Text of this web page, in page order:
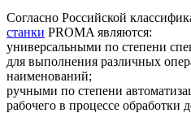
Согласно Российской
станки PROMA являются:
универсальными по степени
для выполнения различных
наименований;
ручными по степени
рабочего в процессе обработки